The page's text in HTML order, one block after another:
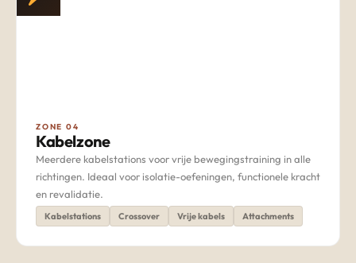
ZONE 04
Kabelzone
Meerdere kabelstations voor vrije bewegingstraining in alle
richtingen. Ideaal voor isolatie-oefeningen, functionele kracht
en revalidatie.
Kabelstations Crossover Vrije kabels Attachments